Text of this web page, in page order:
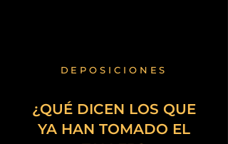
DEPOSICIONES
¿QUÉ DICEN LOS QUE
YA HAN TOMADO EL